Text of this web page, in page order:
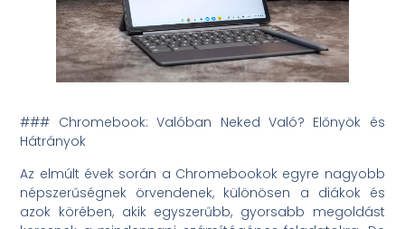
### Chromebook: Valóban Neked Való? Előnyök és
Hátrányok
Az elmúlt évek során a Chromebookok egyre nagyobb
népszerűségnek örvendenek, különösen a diákok és
azok körében, akik egyszerűbb, gyorsabb megoldást